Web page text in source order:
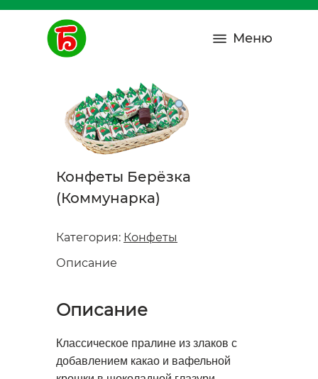
Меню
Конфеты Берёзка
(Коммунарка)
Категория: Конфеты
Описание
Описание
Классическое пралине из злаков с
добавлением какао и вафельной